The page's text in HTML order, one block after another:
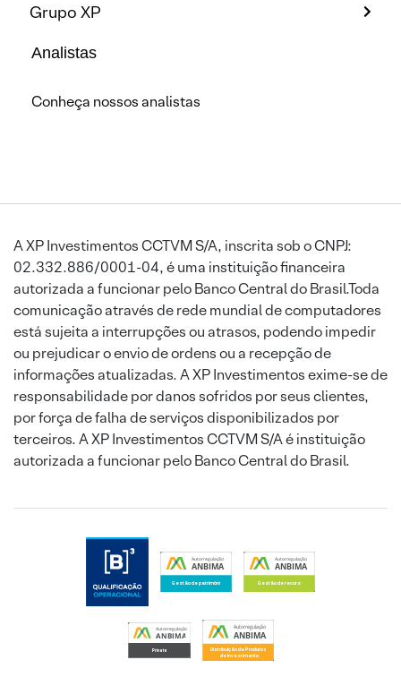
Grupo XP
Analistas
Conheça nossos analistas
A XP Investimentos CCTVM S/A, inscrita sob o CNPJ:
02.332.886/0001-04, é uma instituição financeira
autorizada a funcionar pelo Banco Central do Brasil.Toda
comunicação através de rede mundial de computadores
está sujeita a interrupções ou atrasos, podendo impedir
ou prejudicar o envio de ordens ou a recepção de
informações atualizadas. A XP Investimentos exime-se de
responsabilidade por danos sofridos por seus clientes,
por força de falha de serviços disponibilizados por
terceiros. A XP Investimentos CCTVM S/A é instituição
autorizada a funcionar pelo Banco Central do Brasil.